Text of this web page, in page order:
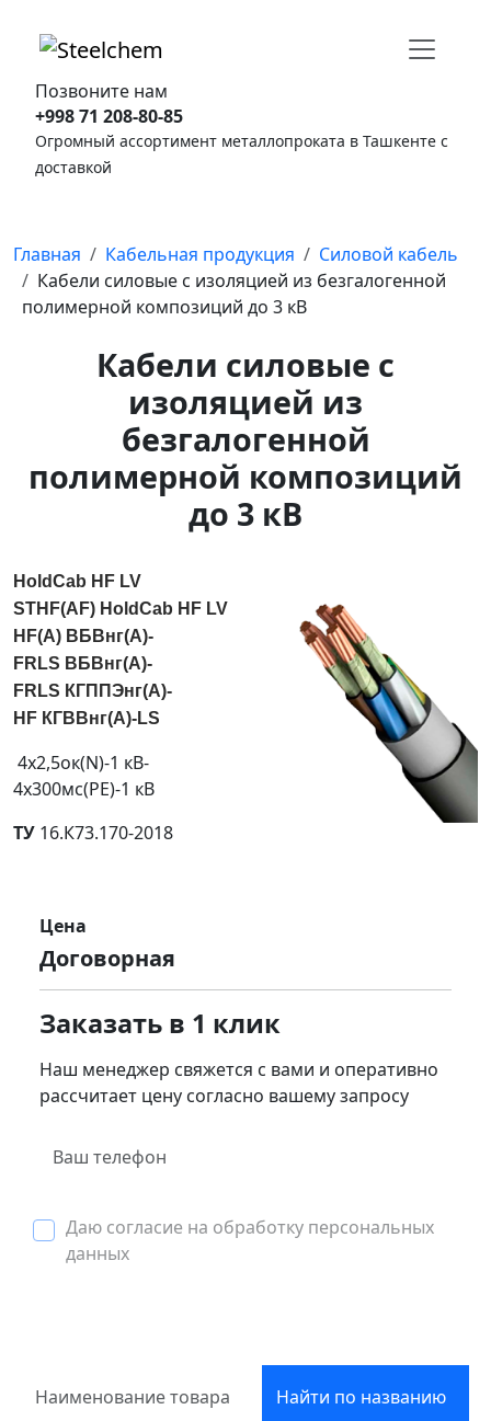
Позвоните нам
+998 71 208-80-85
Огромный ассортимент металлопроката в Ташкенте с
доставкой
Главная Кабельная продукция
Силовой кабель
Кабели силовые с изоляцией из безгалогенной
полимерной композиций до 3 кВ
Кабели силовые с
изоляцией из
безгалогенной
полимерной композиций
до 3 кВ
HoldCab HF LV
STHF(AF) HoldCab HF LV
HF(A) ВБВнг(А)-
FRLS ВБВнг(А)-
FRLS КГППЭнг(А)-
HF КГВВнг(А)-LS
4х2,5ок(N)-1 кВ-
4х300мс(PE)-1 кВ
ТУ 16.К73.170-2018
Цена
Договорная
Заказать в 1 клик
Наш менеджер свяжется с вами и оперативно
рассчитает цену согласно вашему запросу
Даю согласие на обработку персональных
данных
Найти по названию